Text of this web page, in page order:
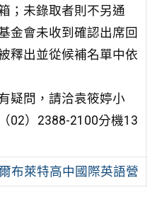
；未錄取者則不另通
金會未收到確認出席回
釋出並從候補名單中依
疑問，請洽袁筱婷小
02）2388-2100分機13
布萊特高中國際英語營